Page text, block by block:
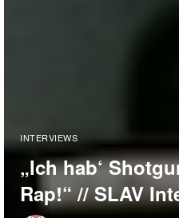
INTERVIEWS
„Ich hab‘
Rap!“ // SLAV